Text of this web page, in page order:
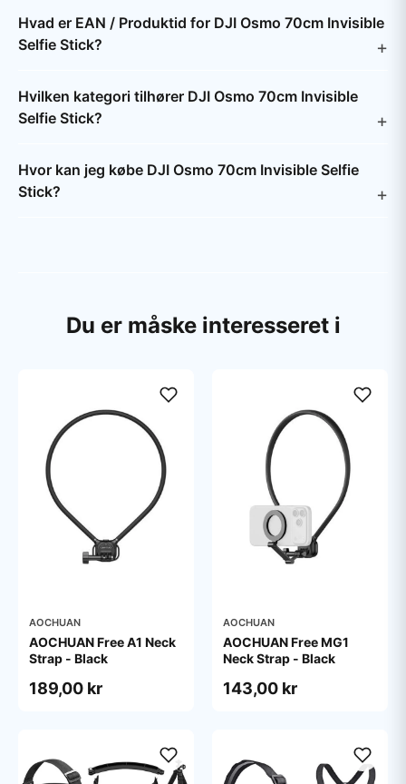
Hvad er EAN / Produktid for DJI Osmo 70cm Invisible
Selfie Stick?
Hvilken kategori tilhører DJI Osmo 70cm Invisible
Selfie Stick?
Hvor kan jeg købe DJI Osmo 70cm Invisible Selfie
Stick?
Du er måske interesseret i
AOCHUAN
AOCHUAN Free A1 Neck
Strap - Black
189,00 kr
AOCHUAN
AOCHUAN Free MG1
Neck Strap - Black
143,00 kr